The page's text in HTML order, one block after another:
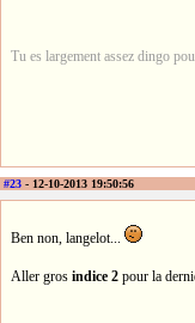
Tu es largement assez dingo
#23 - 12-10-2013 19:50:56
Ben non, langelot...
Aller gros indice 2 pour la